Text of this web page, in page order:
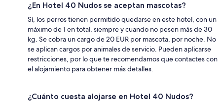
¿En Hotel 40 Nudos se aceptan mascotas?
Sí, los perros tienen permitido quedarse en este hotel, con un
máximo de 1 en total, siempre y cuando no pesen más de 30
kg. Se cobra un cargo de 20 EUR por mascota, por noche. No
se aplican cargos por animales de servicio. Pueden aplicarse
restricciones, por lo que te recomendamos que contactes con
el alojamiento para obtener más detalles.
¿Cuánto cuesta alojarse en Hotel 40 Nudos?